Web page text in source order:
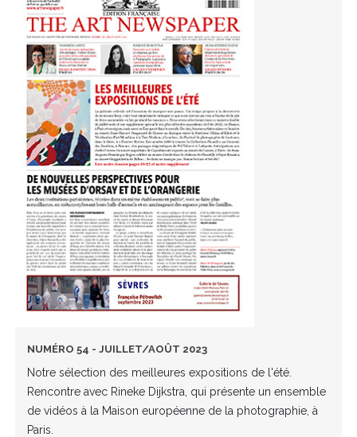
NUMÉRO 54 - JUILLET/AOÛT 2023
Notre sélection des meilleures expositions de l'été.
Rencontre avec Rineke Dijkstra, qui présente un ensemble
de vidéos à la Maison européenne de la photographie, à
Paris.